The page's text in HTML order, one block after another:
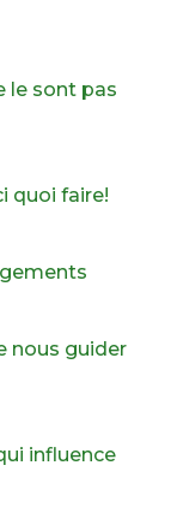
le sont pas
quoi faire!
nous guider
influence